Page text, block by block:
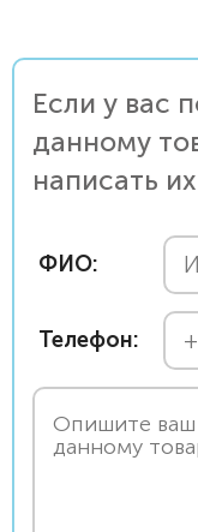
Если у вас
данному
написать
ФИО:
Телефон: